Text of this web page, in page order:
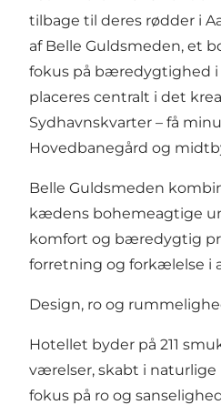
tilbage til deres rødder i
af Belle Guldsmeden, et
fokus på bæredygtighed
placeres centralt i det
Sydhavnskvarter – få
Hovedbanegård og
Belle Guldsmeden
kædens bohemeagtige
komfort og bæredygtig
forretning og forkælelse i
Design, ro og
Hotellet byder på 211
værelser, skabt i
fokus på ro og